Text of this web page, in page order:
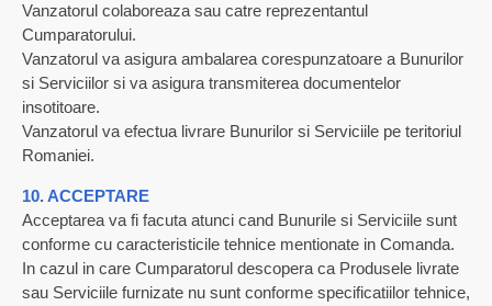
Vanzatorul colaboreaza sau catre reprezentantul
Cumparatorului.
Vanzatorul va asigura ambalarea corespunzatoare a Bunurilor
si Serviciilor si va asigura transmiterea documentelor
insotitoare.
Vanzatorul va efectua livrare Bunurilor si Serviciile pe teritoriul
Romaniei.
10. ACCEPTARE
Acceptarea va fi facuta atunci cand Bunurile si Serviciile sunt
conforme cu caracteristicile tehnice mentionate in Comanda.
In cazul in care Cumparatorul descopera ca Produsele livrate
sau Serviciile furnizate nu sunt conforme specificatiilor tehnice,